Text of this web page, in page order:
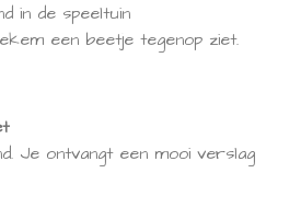
in de speeltuin
een beetje tegenop ziet.
Je ontvangt een mooi verslag